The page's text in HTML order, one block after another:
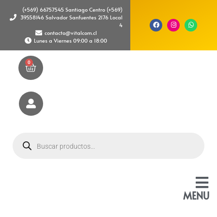
(+569) 66757545 Santiago Centro (+569)
39558146 Salvador Sanfuentes 2176 Local
4
contacto@vitalcom.cl
Lunes a Viernes 09:00 a 18:00
MENU
0